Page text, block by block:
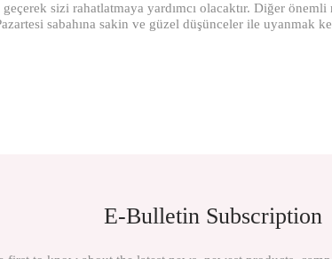
sizi rahatlatmaya yardımcı olacaktır. Diğer
sabahına sakin ve güzel düşünceler ile uyanmak
E-Bulletin Subscription